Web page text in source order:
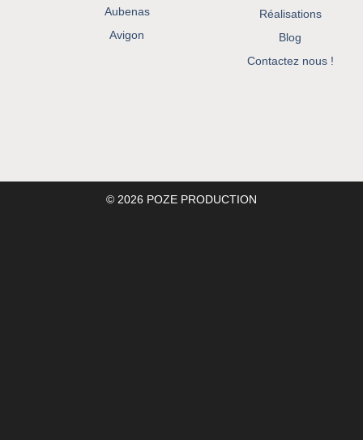
Réalisations
Blog
Contactez nous !
Aubenas
Avigon
© 2026 POZE PRODUCTION